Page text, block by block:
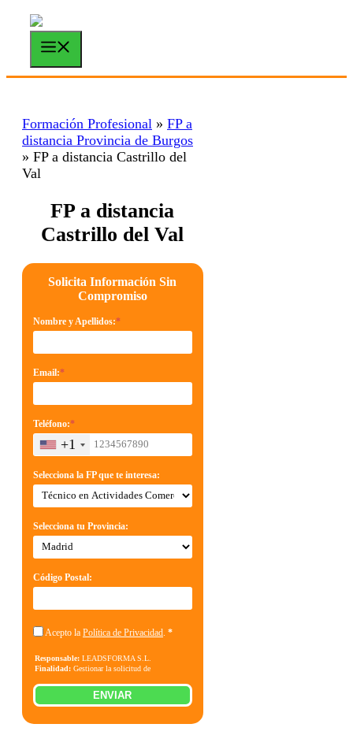
Saltar
contenido
Formación Profesional » FP a
distancia Provincia de Burgos
» FP a distancia Castrillo del
Val
FP a distancia
Castrillo del Val
Solicita Información Sin
Compromiso
Nombre y Apellidos:*
Email:*
Teléfono:*
+1
Selecciona la FP que te interesa:
Selecciona tu Provincia:
Código Postal:
Acepto la Política de Privacidad. *
Responsable: LEADSFORMA S.L.
Finalidad: Gestionar la solicitud de
información relacionada con la formación
solicitada y comunicar los datos al centro de
formación correspondiente para que pueda
ENVIAR